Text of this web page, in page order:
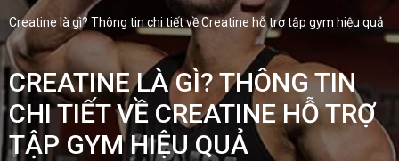
Creatine là gì? Thông tin chi tiết về Creatine hỗ trợ tập gym hiệu quả
CREATINE LÀ GÌ? THÔNG TIN
CHI TIẾT VỀ CREATINE HỖ TRỢ
TẬP GYM HIỆU QUẢ